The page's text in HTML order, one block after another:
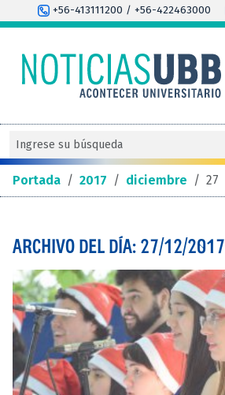
+56-413111200 / +56-422463000
Portada / 2017 / diciembre / 27
ARCHIVO DEL DÍA: 27/12/2017